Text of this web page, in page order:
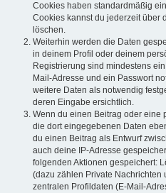
Cookies haben standardmäßig
Cookies kannst du jederzeit über
löschen.
Weiterhin werden die Daten
in deinem Profil oder deinem
Registrierung sind mindestens
Mail-Adresse und ein Passwort
weitere Daten als notwendig
deren Eingabe ersichtlich.
Wenn du einen Beitrag oder eine
die dort eingegebenen Daten
du einen Beitrag als Entwurf
auch deine IP-Adresse
folgenden Aktionen gespeichert:
(dazu zählen Private Nachrichten
zentralen Profildaten (E-Mail-